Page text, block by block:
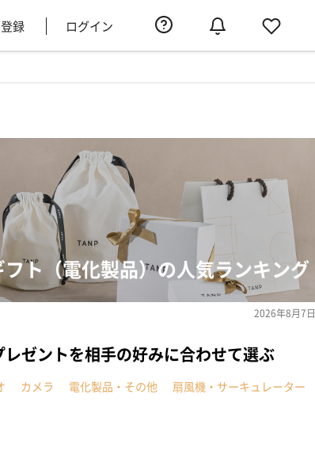
録 ログイン
ト（電化製品）の人気ランキング
2026年8月7日
ゼントを相手の好みに合わせて選ぶ
カメラ 電化製品・その他
扇風機・サーキュレーター